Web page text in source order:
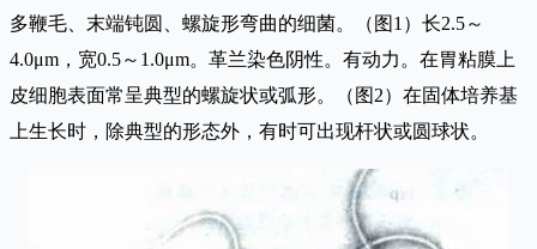
多鞭毛、末端钝圆、螺旋形弯曲的细菌。（图1）长2.5～
4.0μm，宽0.5～1.0μm。革兰染色阴性。有动力。在胃粘膜上
皮细胞表面常呈典型的螺旋状或弧形。（图2）在固体培养基
上生长时，除典型的形态外，有时可出现杆状或圆球状。